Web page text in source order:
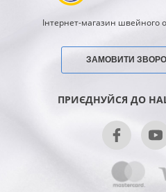
Інтернет-магазин швейного
ЗАМОВИТИ
ПРИЄДНУЙСЯ ДО